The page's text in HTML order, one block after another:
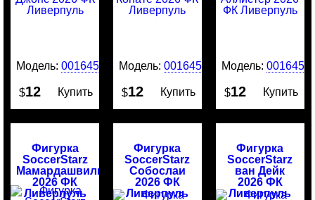
Модель:0016452
$12 Купить
Модель:0016451
$12 Купить
Модель: 0016450
$12 Купить
Фигурка
SoccerStarz
Мамардашвили
2026 ФК
Ливерпуль
Фигурка
SoccerStarz
Собослаи
2026 ФК
Ливерпуль
Фигурка
SoccerStarz
ван Дейк
2026 ФК
Ливерпуль